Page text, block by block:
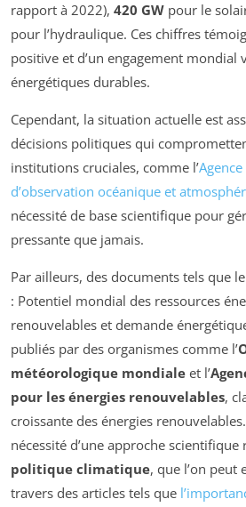
rapport à 2022), 420 GW pour le
pour l’hydraulique. Ces chiffres
positive et d’un engagement mondial
énergétiques durables.
Cependant, la situation actuelle est
décisions politiques qui
institutions cruciales, comme l’
d’observation océanique et
nécessité de base scientifique pour
pressante que jamais.
Par ailleurs, des documents tels que le
: Potentiel mondial des ressources
renouvelables et demande
publiés par des organismes comme l’
météorologique mondiale et l’
pour les énergies renouvelables,
croissante des énergies
nécessité d’une approche
politique climatique, que l’on peut
travers des articles tels que